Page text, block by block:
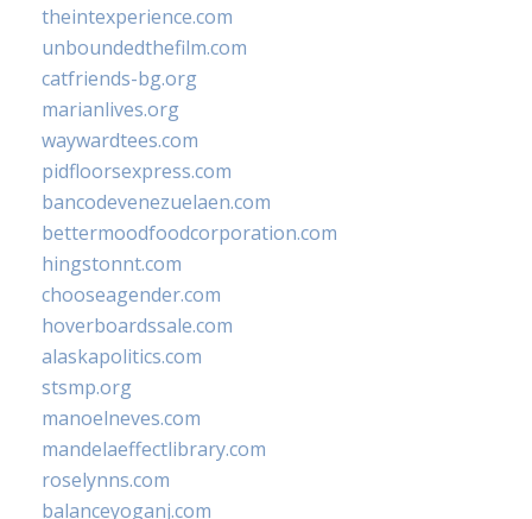
theintexperience.com
unboundedthefilm.com
catfriends-bg.org
marianlives.org
waywardtees.com
pidfloorsexpress.com
bancodevenezuelaen.com
bettermoodfoodcorporation.com
hingstonnt.com
chooseagender.com
hoverboardssale.com
alaskapolitics.com
stsmp.org
manoelneves.com
mandelaeffectlibrary.com
roselynns.com
balanceyoganj.com